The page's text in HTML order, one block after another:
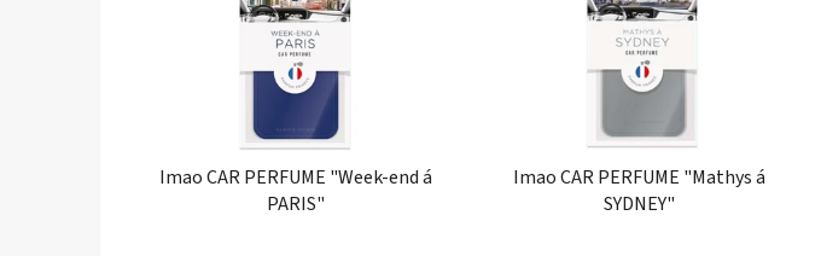
Imao CAR PERFUME "Week-end á
PARIS"
Imao CAR PERFUME "Mathys á
SYDNEY"